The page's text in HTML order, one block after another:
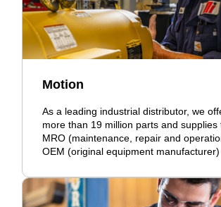
Motion
As a leading industrial distributor, we
more than 19 million parts and supplies
MRO (maintenance, repair and
OEM (original equipment